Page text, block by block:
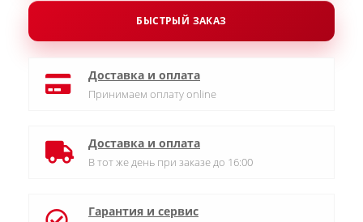
БЫСТРЫЙ ЗАКАЗ
Доставка и оплата
Принимаем оплату online
Доставка и оплата
В тот же день при заказе до 16:00
Гарантия и сервис